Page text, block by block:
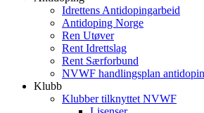
Idrettens Antidopingarbeid
Antidoping Norge
Ren Utøver
Rent Idrettslag
Rent Særforbund
NVWF handlingsplan
Klubb
Klubber tilknyttet NVWF